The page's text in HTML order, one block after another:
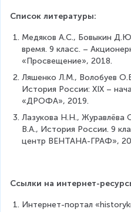
Список литературы:
Медяков А.С., Бовыкин
время. 9 класс. –
«Просвещение», 2018.
Ляшенко Л.М., Волобуев
История России: XIX –
«ДРОФА», 2019.
Лазукова Н.Н., Журавлёва
В.А., История России. 9
центр ВЕНТАНА-ГРАФ»,
Ссылки на интернет-
Интернет-портал